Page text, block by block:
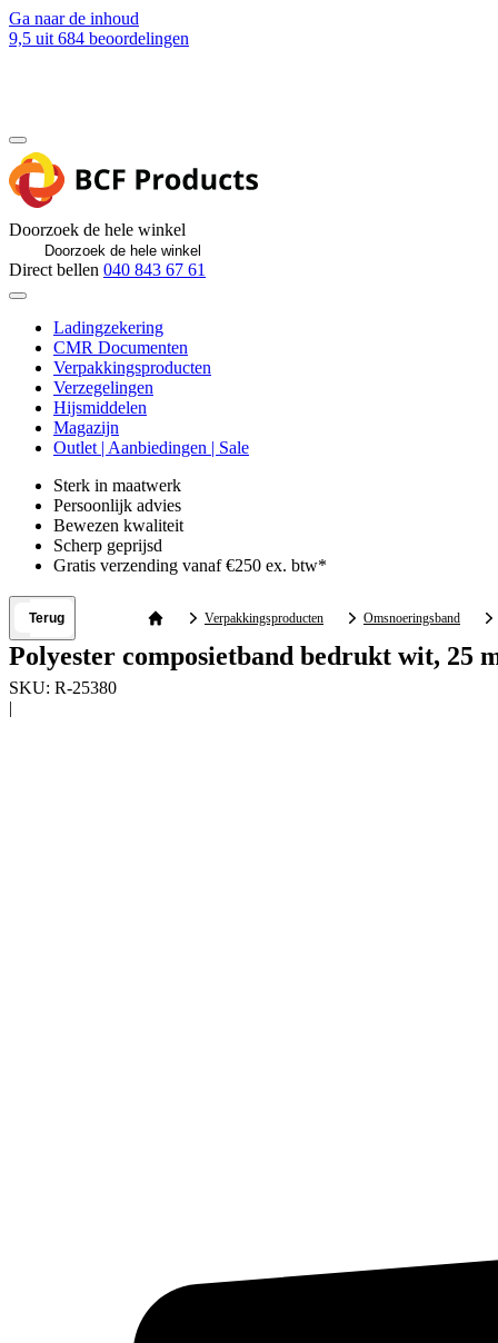
Ga naar de inhoud
9,5 uit 684 beoordelingen
Doorzoek de hele winkel
Direct bellen 040 843 67 61
Ladingzekering
CMR Documenten
Verpakkingsproducten
Verzegelingen
Hijsmiddelen
Magazijn
Outlet | Aanbiedingen | Sale
Sterk in maatwerk
Persoonlijk advies
Bewezen kwaliteit
Scherp geprijsd
Gratis verzending vanaf €250 ex. btw*
Terug Verpakkingsproducten Omsnoeringsband
Polyester composietband bedrukt wit, 25
SKU: R-25380
|